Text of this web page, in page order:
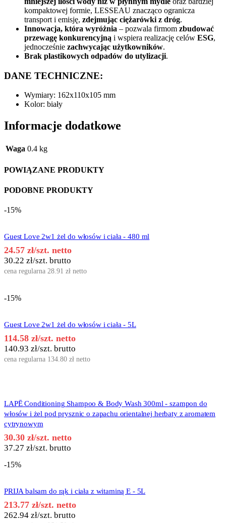
kompaktowej formie, LESSEAU znacząco ogranicza
transport i emisję, zdejmując ciężarówki z dróg.
Innowacja, która wyróżnia – pozwala firmom zbudować
przewagę konkurencyjną i wspiera realizację celów ESG,
jednocześnie zachwycając użytkowników.
Brak plastikowych odpadów do utylizacji.
DANE TECHNICZNE:
Wymiary: 162x110x105 mm
Kolor: biały
Informacje dodatkowe
Waga 0.4 kg
POWIĄZANE PRODUKTY
PODOBNE PRODUKTY
-15%
Guest Love 2w1 żel do włosów i ciała - 480 ml
24.57 zł/szt. netto
30.22 zł/szt. brutto
cena regularna 28.91 zł netto
-15%
Guest Love 2w1 żel do włosów i ciała - 5L
114.58 zł/szt. netto
140.93 zł/szt. brutto
cena regularna 134.80 zł netto
LAPĒ Conditioning Shampoo & Body Wash 300ml - szampon do
włosów i żel pod prysznic o zapachu orientalnej herbaty z aromatem
cytrynowym
30.30 zł/szt. netto
37.27 zł/szt. brutto
-15%
PRIJA balsam do rąk i ciała z witaminą E - 5L
213.77 zł/szt. netto
262.94 zł/szt. brutto